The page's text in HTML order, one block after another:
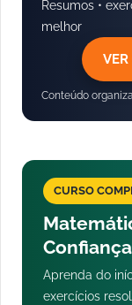
Resumos •
melhor
Conteúdo
CURSO
Confiança
Aprenda do
exercícios